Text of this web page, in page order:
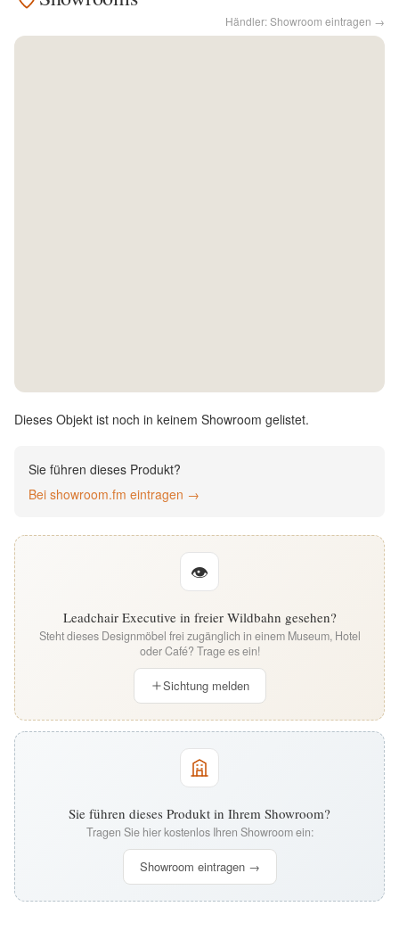
Kontakt
English
Deutsch
Händler: Showroom eintragen →
Dieses Objekt ist noch in keinem Showroom gelistet.
Sie führen dieses Produkt?
Bei showroom.fm eintragen →
👁
Leadchair Executive in freier Wildbahn gesehen?
Steht dieses Designmöbel frei zugänglich in einem Museum, Hotel
oder Café? Trage es ein!
Sichtung melden
Sie führen dieses Produkt in Ihrem Showroom?
Tragen Sie hier kostenlos Ihren Showroom ein:
Showroom eintragen →